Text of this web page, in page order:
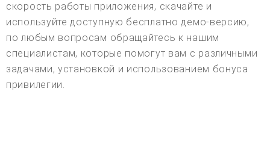
скорость работы приложения, скачайте и
используйте доступную бесплатно демо-версию,
по любым вопросам обращайтесь к нашим
специалистам, которые помогут вам с различными
задачами, установкой и использованием бонуса
привилегии.